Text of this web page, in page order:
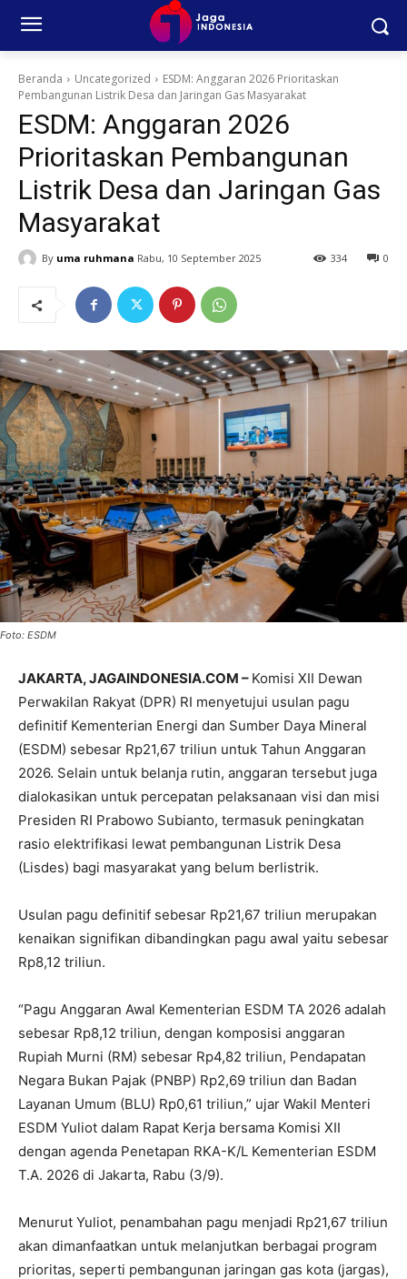
Beranda Uncategorized
ESDM: Anggaran 2026 Prioritaskan
Pembangunan Listrik Desa dan Jaringan Gas Masyarakat
ESDM: Anggaran 2026
Prioritaskan Pembangunan
Listrik Desa dan Jaringan Gas
Masyarakat
By uma ruhmana Rabu, 10 September 2025 0
334
Foto: ESDM
JAKARTA, JAGAINDONESIA.COM – Komisi XII Dewan
Perwakilan Rakyat (DPR) RI menyetujui usulan pagu
definitif Kementerian Energi dan Sumber Daya Mineral
(ESDM) sebesar Rp21,67 triliun untuk Tahun Anggaran
2026. Selain untuk belanja rutin, anggaran tersebut juga
dialokasikan untuk percepatan pelaksanaan visi dan misi
Presiden RI Prabowo Subianto, termasuk peningkatan
rasio elektrifikasi lewat pembangunan Listrik Desa
(Lisdes) bagi masyarakat yang belum berlistrik.
Usulan pagu definitif sebesar Rp21,67 triliun merupakan
kenaikan signifikan dibandingkan pagu awal yaitu sebesar
Rp8,12 triliun.
“Pagu Anggaran Awal Kementerian ESDM TA 2026 adalah
sebesar Rp8,12 triliun, dengan komposisi anggaran
Rupiah Murni (RM) sebesar Rp4,82 triliun, Pendapatan
Negara Bukan Pajak (PNBP) Rp2,69 triliun dan Badan
Layanan Umum (BLU) Rp0,61 triliun,” ujar Wakil Menteri
ESDM Yuliot dalam Rapat Kerja bersama Komisi XII
dengan agenda Penetapan RKA-K/L Kementerian ESDM
T.A. 2026 di Jakarta, Rabu (3/9).
Menurut Yuliot, penambahan pagu menjadi Rp21,67 triliun
akan dimanfaatkan untuk melanjutkan berbagai program
prioritas, seperti pembangunan jaringan gas kota (jargas),